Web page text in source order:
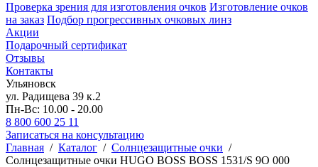
Проверка зрения для изготовления очков Изготовление очков
на заказ Подбор прогрессивных очковых линз
Акции
Подарочный сертификат
Отзывы
Контакты
Ульяновск
ул. Радищева 39 к.2
Пн-Вс: 10.00 - 20.00
8 800 600 25 11
Записаться на консультацию
Главная / Каталог / Солнцезащитные очки /
Солнцезащитные очки HUGO BOSS BOSS 1531/S 9O 000